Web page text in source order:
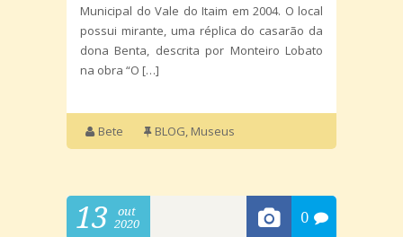
Municipal do Vale do Itaim em 2004. O local
possui mirante, uma réplica do casarão da
dona Benta, descrita por Monteiro Lobato
na obra “O […]
Bete BLOG, Museus
13
out
2020
0